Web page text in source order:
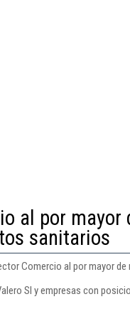
al por mayor
sanitarios
Comercio al por mayor
Sl y empresas con